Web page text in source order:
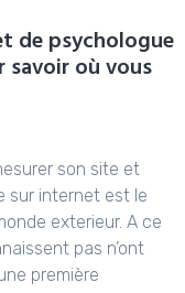
de psychologue
où vous
son site et
sur internet est le
exterieur. A ce
pas n’ont
première